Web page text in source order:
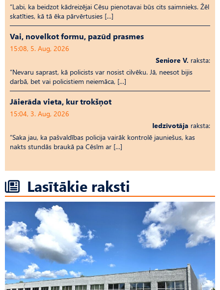
“Labi, ka beidzot kādreizējai Cēsu pienotavai būs cits saimnieks. Žēl
skatīties, kā tā ēka pārvērtusies […]
Vai, novelkot formu, pazūd prasmes
15:08, 5. Aug, 2026
Seniore V. raksta:
“Nevaru saprast, kā policists var nosist cilvēku. Jā, neesot bijis
darbā, bet vai policistiem neiemāca, […]
Jāierāda vieta, kur trokšņot
15:04, 3. Aug, 2026
Iedzīvotāja raksta:
“Saka jau, ka pašvaldības policija vairāk kontrolē jauniešus, kas
nakts stundās braukā pa Cēsīm ar […]
Lasītākie raksti